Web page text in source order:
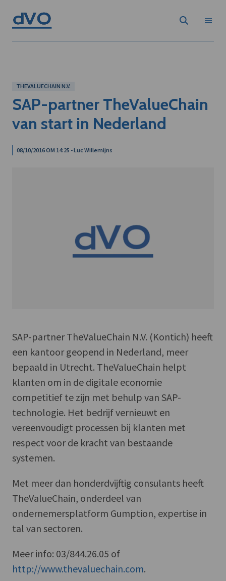
THEVALUECHAIN N.V.
SAP-partner TheValueChain
van start in Nederland
08/10/2016 OM 14:25 - Luc Willemijns
SAP-partner TheValueChain N.V. (Kontich) heeft
een kantoor geopend in Nederland, meer
bepaald in Utrecht. TheValueChain helpt
klanten om in de digitale economie
competitief te zijn met behulp van SAP-
technologie. Het bedrijf vernieuwt en
vereenvoudigt processen bij klanten met
respect voor de kracht van bestaande
systemen.
Met meer dan honderdvijftig consulants heeft
TheValueChain, onderdeel van
ondernemersplatform Gumption, expertise in
tal van sectoren.
Meer info: 03/844.26.05 of
http://www.thevaluechain.com.